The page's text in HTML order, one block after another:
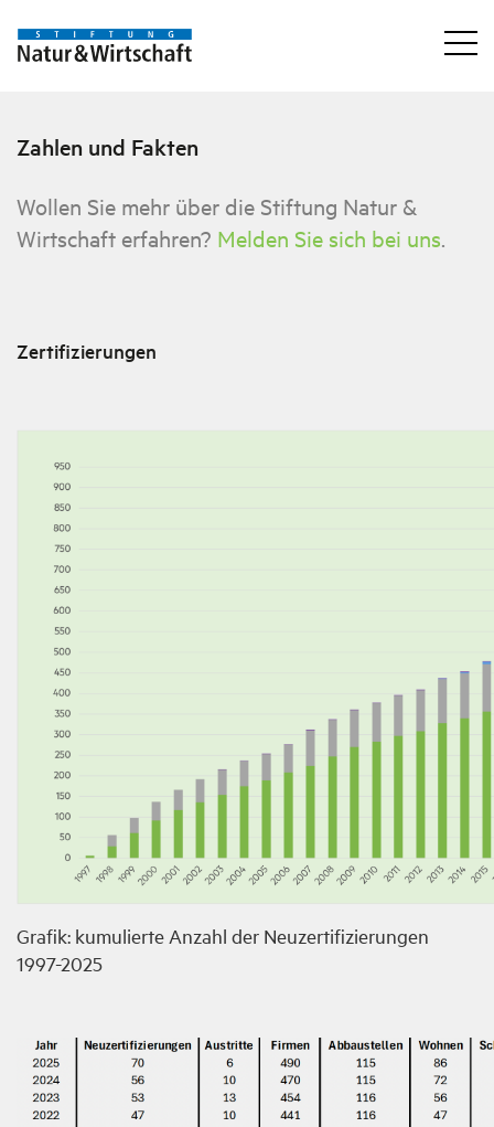
Zahlen und Fakten
Wollen Sie mehr über die Stiftung Natur &
Wirtschaft erfahren? Melden Sie sich bei uns
Zertifizierungen
Grafik: kumulierte Anzahl der Neuzertifizierungen
1997-2025